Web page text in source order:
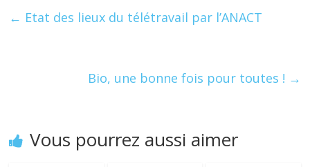
b er e e g
← Etat des lieux du télétravail par l’ANACT
Bio, une bonne fois pour toutes ! →
Vous pourrez aussi aimer